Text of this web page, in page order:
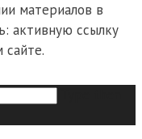
материалов в
активную ссылку